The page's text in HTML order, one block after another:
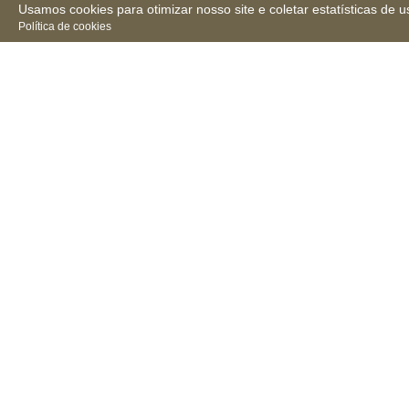
Usamos cookies para otimizar nosso site e coletar estatísticas de
Política de cookies